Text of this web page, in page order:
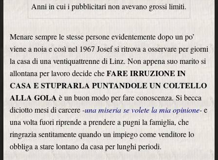
Anni in cui i pubblicitari non avevano grossi limiti.
Menare sempre le stesse persone evidentemente dopo un po’
viene a noia e così nel 1967 Josef si ritrova a osservare per giorni
la casa di una ventiquattrenne di Linz. Non appena suo marito si
allontana per lavoro decide cheFARE IRRUZIONE IN
CASA E STUPRARLA PUNTANDOLE UN COLTELLO
ALLA GOLA è un buon modo per fare conoscenza. Si becca
diciotto mesi di carcere-una miseria se volete la mia opinione-e
una volta fuori riprende a prendere a pugni la famiglia, che
ringrazia sentitamente quando un impiego come venditore lo
obbliga a stare lontano da casa per lunghi periodi.